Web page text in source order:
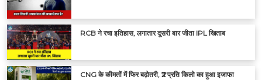
RCB ने रचा इतिहास, लगातार दूसरी बार जीता IPL खिताब
CNG के कीमतों में फिर बढ़ोतरी, ₹2 प्रति किलो का हुआ इजाफा